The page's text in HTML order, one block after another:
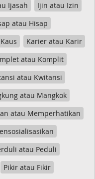
Ijasah
Ijin atau Izin
atau Hisap
Karier atau Karir
atau Komplit
atau Kwitansi
atau Mangkok
atau Memperhatikan
atau Peduli
Pikir atau Fikir